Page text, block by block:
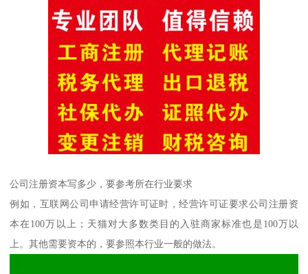
公司注册资本写多少，要参考所在行业要求
例如，互联网公司申请经营许可证时，经营许可证要求公司注册资
本在100万以上；天猫对大多数类目的入驻商家标准也是100万以
上。其他需要资本的，要参照本行业一般的做法。